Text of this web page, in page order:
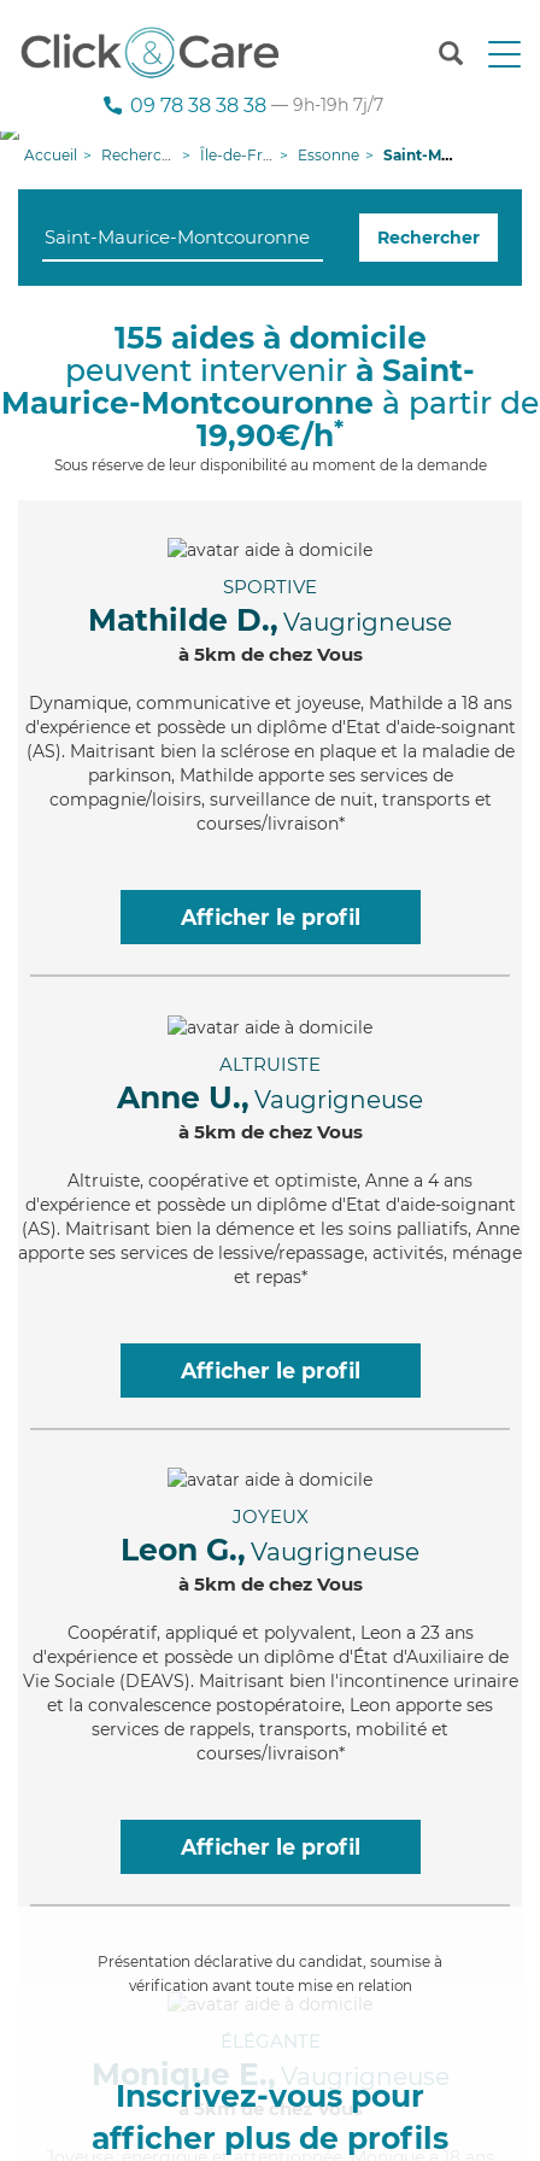
T
n
g
n
09 78 38 38 38 — 9h-19h 7j/7
Accueil Recherche aide à domicile Île-de-France Essonne Saint-Maurice-Montcouronne
Rechercher
155 aides à domicile
peuvent intervenir à Saint-
Maurice-Montcouronne à partir de
19,90€/h*
Sous réserve de leur disponibilité au moment de la demande
SPORTIVE
Mathilde D., Vaugrigneuse
à 5km de chez Vous
Dynamique, communicative et joyeuse, Mathilde a 18 ans
d'expérience et possède un diplôme d'Etat d'aide-soignant
(AS). Maitrisant bien la sclérose en plaque et la maladie de
parkinson, Mathilde apporte ses services de
compagnie/loisirs, surveillance de nuit, transports et
courses/livraison*
Afficher le profil
ALTRUISTE
Anne U., Vaugrigneuse
à 5km de chez Vous
Altruiste, coopérative et optimiste, Anne a 4 ans
d'expérience et possède un diplôme d'Etat d'aide-soignant
(AS). Maitrisant bien la démence et les soins palliatifs, Anne
apporte ses services de lessive/repassage, activités, ménage
et repas*
Afficher le profil
JOYEUX
Leon G., Vaugrigneuse
à 5km de chez Vous
Coopératif, appliqué et polyvalent, Leon a 23 ans
d'expérience et possède un diplôme d'État d'Auxiliaire de
Vie Sociale (DEAVS). Maitrisant bien l'incontinence urinaire
et la convalescence postopératoire, Leon apporte ses
services de rappels, transports, mobilité et
courses/livraison*
Afficher le profil
Présentation déclarative du candidat, soumise à
vérification avant toute mise en relation
Inscrivez-vous pour
afficher plus de profils
ÉLÉGANTE
Monique E., Vaugrigneuse
à 5km de chez Vous